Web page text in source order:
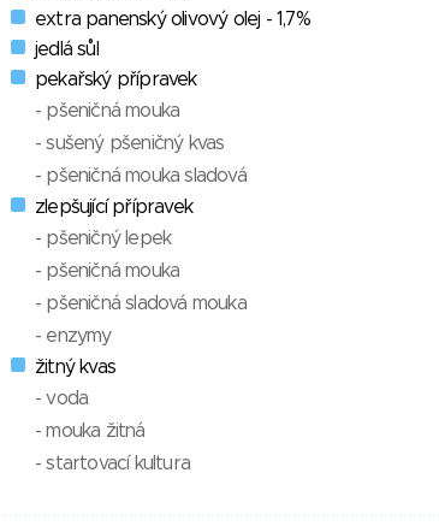
extra panenský olivový olej - 1,7%
jedlá sůl
pekařský přípravek
- pšeničná mouka
- sušený pšeničný kvas
- pšeničná mouka sladová
zlepšující přípravek
- pšeničný lepek
- pšeničná mouka
- pšeničná sladová mouka
- enzymy
žitný kvas
- voda
- mouka žitná
- startovací kultura